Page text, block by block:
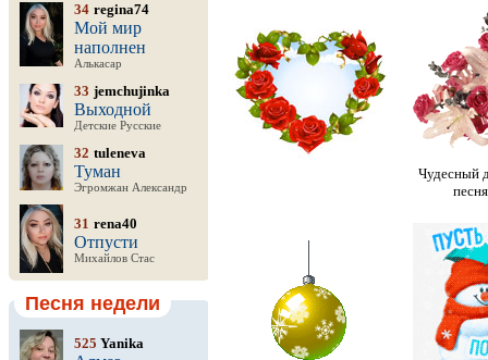
34 regina74
Мой мир
наполнен
Алькасар
33 jemchujinka
Выходной
Детские Русские
32 tuleneva
Туман
Эгромжан Александр
31 rena40
Отпусти
Михайлов Стас
Песня недели
525 Yanika
Чудесный